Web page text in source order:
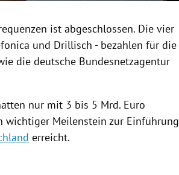
ist abgeschlossen. Die vier
und Drillisch - bezahlen für die
die deutsche Bundesnetzagentur
nur mit 3 bis 5 Mrd. Euro
wichtiger Meilenstein zur Einführung
erreicht.